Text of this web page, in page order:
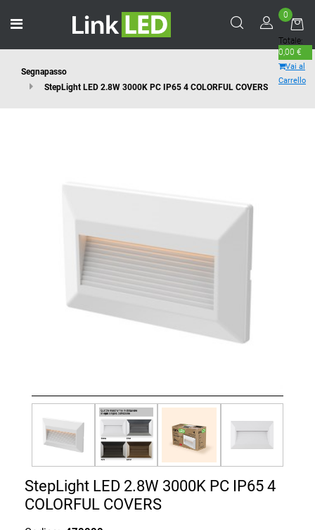
0
Totale:
0,00 €
Vai al
Carrello
Segnapasso
StepLight LED 2.8W 3000K PC IP65 4 COLORFUL COVERS
StepLight LED 2.8W 3000K PC IP65 4
COLORFUL COVERS